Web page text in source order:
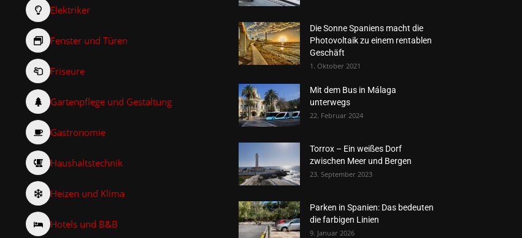
Elektriker
Fenster und Türen
Friseure
Gartenpflege und Gestaltung
Gastronomie
Haushaltstechnik
Heizen und Klima
Hotels und B&B
Die Sonne Spaniens macht die
Photovoltaik zu einem rentablen
Geschäft
1. Oktober 2021
Mit dem Bus in Málaga
unterwegs
22. Februar 2024
Torrox – Ein weißes Dorf
zwischen Meer und Bergen
23. September 2023
Parken in Spanien: Das bedeuten
die farbigen Linien
9. Januar 2026